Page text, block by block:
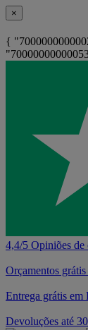
×
{
4,4/5 Opiniões de
Orçamentos
Entrega grátis
Devoluções até